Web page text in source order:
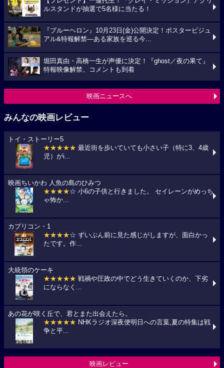
ルスタンドが抽選で5名様に当たる！
『ブルーヘロン』10月23日(金)公開決定！ポスタービジュ
アル&特報解禁―ある家族を巡る今...
堀田真由・高橋一生が声優に決定！『ghost／夜の果て』
特報映像解禁、コメントも到着
映画ニュースへ
みんなの映画レビュー
トイ・ストーリー5
★★★★★ 最近街を歩いていても小さい子（特に3、4歳
児）がi...
映画ちいかわ 人魚の島のひみつ
★★★★☆ 小6の子供と行きました。 セイレーンがめっち
ゃ怖か...
カプリコン・1
★★★★☆ ずいぶん前に見た感じがしますが、面白かっ
たです。作...
大統領のケーキ
★★★★★ 戦禍や圧政の中でどう生きていくのか、下劣
にならなく...
あの花が咲く丘で、君とまた出会えたら。
★★★★★ NHKラジオ深夜便明日への言葉,夏の特集は戦
争と平...
映画レビュー